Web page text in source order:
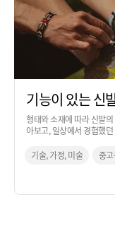
기능이 있는 신
형태와 소재에 따라 신발
아보고, 일상에서 경험했
기술, 가정, 미술
중